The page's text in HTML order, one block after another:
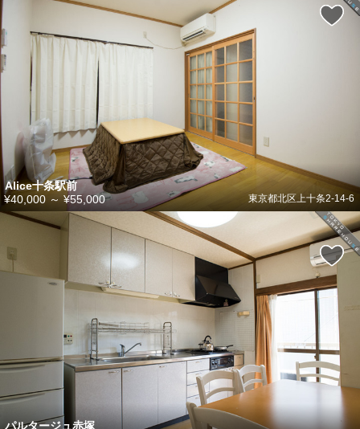
Alice十条駅前
東京都北区上十条2-14-6
¥40,000 ～ ¥55,000
パルタージュ赤塚